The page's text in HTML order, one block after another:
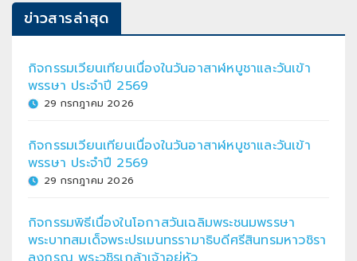
ข่าวสารล่าสุด
กิจกรรมเวียนเทียนเนื่องในวันอาสาฬหบูชาและวันเข้า
พรรษา ประจำปี 2569
29 กรกฎาคม 2026
กิจกรรมเวียนเทียนเนื่องในวันอาสาฬหบูชาและวันเข้า
พรรษา ประจำปี 2569
29 กรกฎาคม 2026
กิจกรรมพิธีเนื่องในโอกาสวันเฉลิมพระชนมพรรษา
พระบาทสมเด็จพระปรเมนทรรามาธิบดีศรีสินทรมหาวชิรา